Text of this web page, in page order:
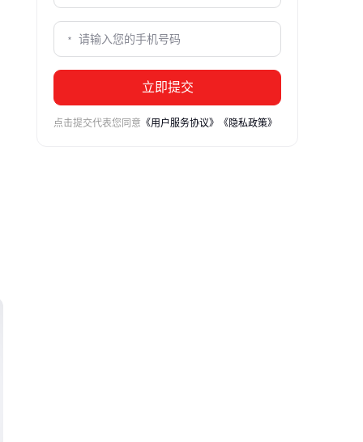
立即提交
点击提交代表您同意 《用户服务协议》 《隐私政策》